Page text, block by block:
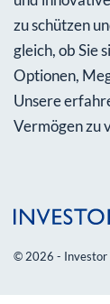
zu schützen
gleich, ob Sie
Optionen,
Unsere
Vermögen zu
© 2026 - Investor